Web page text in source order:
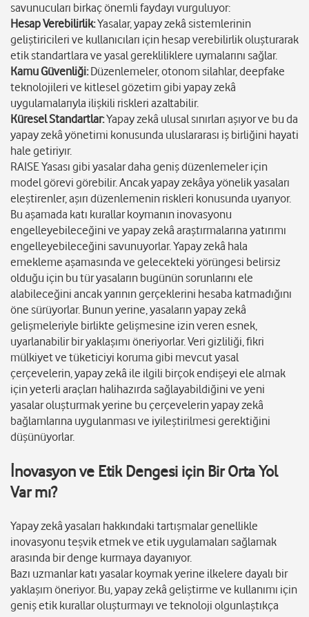
savunucuları birkaç önemli faydayı vurguluyor:
Hesap Verebilirlik:Yasalar, yapay zekâ sistemlerinin
geliştiricileri ve kullanıcıları için hesap verebilirlik oluşturarak
etik standartlara ve yasal gerekliliklere uymalarını sağlar.
Kamu Güvenliği:Düzenlemeler, otonom silahlar, deepfake
teknolojileri ve kitlesel gözetim gibi yapay zekâ
uygulamalarıyla ilişkili riskleri azaltabilir.
Küresel Standartlar:Yapay zekâ ulusal sınırları aşıyor ve bu da
yapay zekâ yönetimi konusunda uluslararası iş birliğini hayati
hale getiriyır.
RAISE Yasası gibi yasalar daha geniş düzenlemeler için
model görevi görebilir. Ancak yapay zekâya yönelik yasaları
eleştirenler, aşırı düzenlemenin riskleri konusunda uyarıyor.
Bu aşamada katı kurallar koymanın inovasyonu
engelleyebileceğini ve yapay zekâ araştırmalarına yatırımı
engelleyebileceğini savunuyorlar. Yapay zekâ hala
emekleme aşamasında ve gelecekteki yörüngesi belirsiz
olduğu için bu tür yasaların bugünün sorunlarını ele
alabileceğini ancak yarının gerçeklerini hesaba katmadığını
öne sürüyorlar. Bunun yerine, yasaların yapay zekâ
gelişmeleriyle birlikte gelişmesine izin veren esnek,
uyarlanabilir bir yaklaşımı öneriyorlar. Veri gizliliği, fikri
mülkiyet ve tüketiciyi koruma gibi mevcut yasal
çerçevelerin, yapay zekâ ile ilgili birçok endişeyi ele almak
için yeterli araçları halihazırda sağlayabildiğini ve yeni
yasalar oluşturmak yerine bu çerçevelerin yapay zekâ
bağlamlarına uygulanması ve iyileştirilmesi gerektiğini
düşünüyorlar.
İnovasyon ve Etik Dengesi için Bir Orta Yol
Var mı?
Yapay zekâ yasaları hakkındaki tartışmalar genellikle
inovasyonu teşvik etmek ve etik uygulamaları sağlamak
arasında bir denge kurmaya dayanıyor.
Bazı uzmanlar katı yasalar koymak yerine ilkelere dayalı bir
yaklaşım öneriyor. Bu, yapay zekâ geliştirme ve kullanımı için
geniş etik kurallar oluşturmayı ve teknoloji olgunlaştıkça